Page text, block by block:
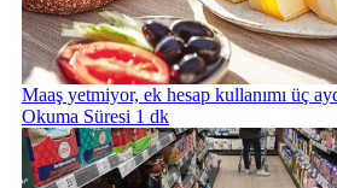
Maaş yetmiyor, ek hesap kullanımı üç
Okuma Süresi 1 dk